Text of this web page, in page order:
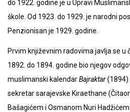
do 1922. godine je u Upravi
škole. Od 1923. do 1929. je narodni
Penzionisan je 1929. godine.
Prvim književnim radovima javlja se u
1892. do 1894. godine bio njegov
muslimanski kalendarBajraktar(1894)
sekretar sarajevske Kiraethane
Bašagićem i Osmanom Nuri